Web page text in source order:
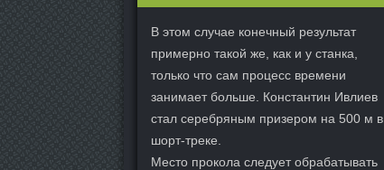
В этом случае конечный результат
примерно такой же, как и у станка,
только что сам процесс времени
занимает больше. Константин Ивлиев
стал серебряным призером на 500 м в
шорт-треке.
Место прокола следует обрабатывать